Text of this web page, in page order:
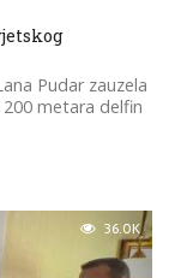
Pudar zauzela
metara delfin
36.0K